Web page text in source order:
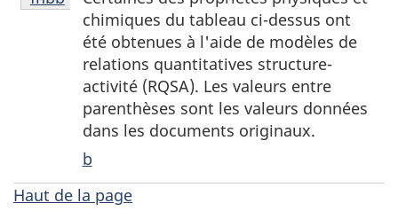
de
chimiques du tableau ci-dessus ont
été obtenues à l'aide de modèles de
relations quantitatives structure-
activité (RQSA). Les valeurs entre
parenthèses sont les valeurs données
dans les documents originaux.
b
Haut de la page